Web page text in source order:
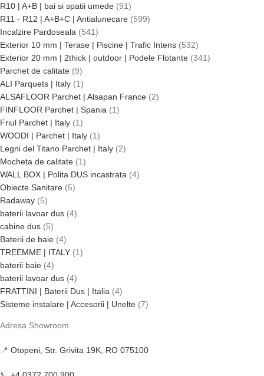
R10 | A+B | bai si spatii umede 91
R11 - R12 | A+B+C | Antialunecare 599
Incalzire Pardoseala 541
Exterior 10 mm | Terase | Piscine | Trafic Intens 532
Exterior 20 mm | 2thick | outdoor | Podele Flotante 341
Parchet de calitate 9
ALI Parquets | Italy 1
ALSAFLOOR Parchet | Alsapan France 2
FINFLOOR Parchet | Spania 1
Friul Parchet | Italy 1
WOODI | Parchet | Italy 1
Legni del Titano Parchet | Italy 2
Mocheta de calitate 1
WALL BOX | Polita DUS incastrata 4
Obiecte Sanitare 5
Radaway 5
baterii lavoar dus 4
cabine dus 5
Baterii de baie 4
TREEMME | ITALY 1
baterii baie 4
baterii lavoar dus 4
FRATTINI | Baterii Dus | Italia 4
Sisteme instalare | Accesorii | Unelte 7
Adresa Showroom
📍 Otopeni, Str. Grivita 19K, RO 075100